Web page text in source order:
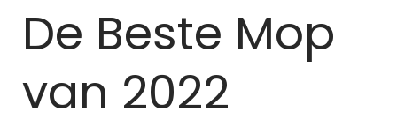
De Beste Mop
van 2022